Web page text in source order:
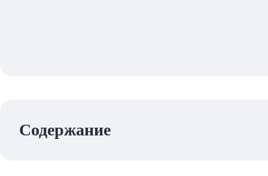
Содержание